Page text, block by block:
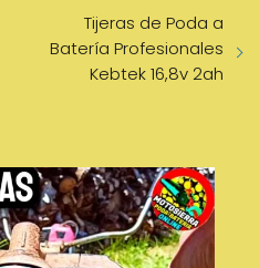
Tijeras de Poda a
Batería Profesionales
Kebtek 16,8v 2ah